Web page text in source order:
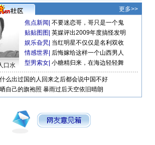
更多>>
口水
焦点新闻 不要迷恋哥，哥只是一个鬼
贴贴图图 英媒评出2009年度搞怪发明
娱乐旮旯 当红明星不仅仅是名利双收
情感世界 后悔嫁给这样一个山西男人
型男索女 小糖精归来，在海边轻轻舞
么出过国的人回来之后都会说中国不好
自己的旗袍照 暴雨过后天空依旧晴朗